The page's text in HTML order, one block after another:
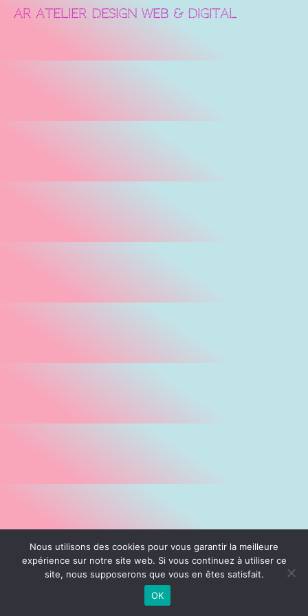
AR ATELIER DESIGN WEB & DIGITAL
Nous utilisons des cookies pour vous garantir la meilleure
expérience sur notre site web. Si vous continuez à utiliser ce
site, nous supposerons que vous en êtes satisfait.
OK